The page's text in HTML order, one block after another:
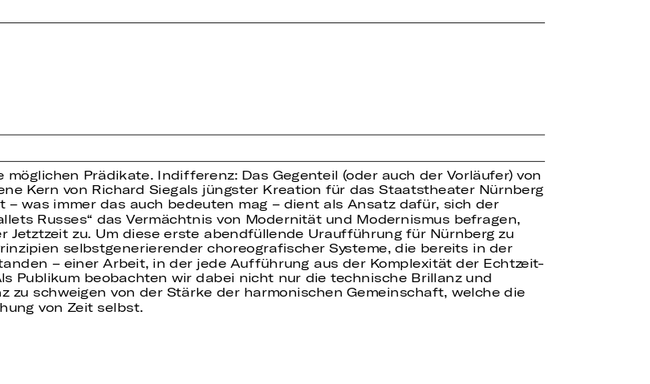
Prädikate. Indifferenz: Das Gegenteil (oder auch der Vorläufer) von
Kern von Richard Siegals jüngster Kreation für das Staatstheater Nürnberg
– was immer das auch bedeuten mag – dient als Ansatz dafür, sich der
Russes“ das Vermächtnis von Modernität und Modernismus befragen,
Jetztzeit zu. Um diese erste abendfüllende Uraufführung für Nürnberg zu
selbstgenerierender choreografischer Systeme, die bereits in der
– einer Arbeit, in der jede Aufführung aus der Komplexität der Echtzeit-
Publikum beobachten wir dabei nicht nur die technische Brillanz und
zu schweigen von der Stärke der harmonischen Gemeinschaft, welche die
von Zeit selbst.